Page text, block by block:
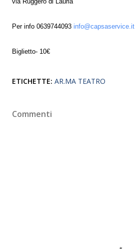
via Ruggero di Lauria
Per info 0639744093 info@capsaservice.it
Biglietto- 10€
ETICHETTE: AR.MA TEATRO
Commenti